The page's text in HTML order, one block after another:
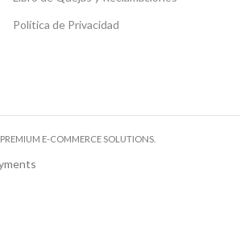
Política de Privacidad
. PREMIUM E-COMMERCE SOLUTIONS.